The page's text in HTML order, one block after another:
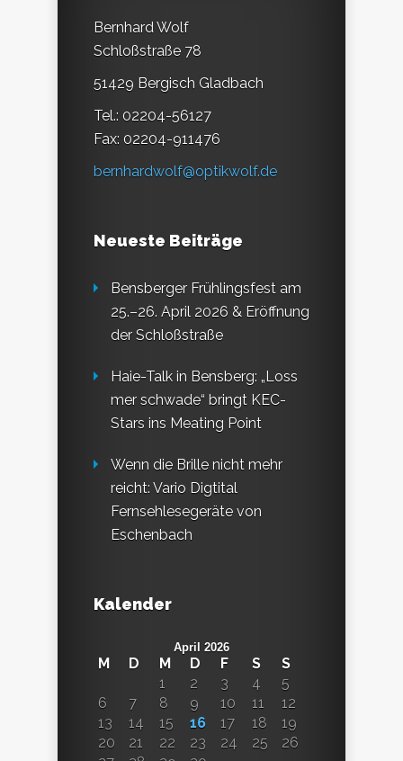
Bernhard Wolf
Schloßstraße 78
51429 Bergisch Gladbach
Tel.: 02204-56127
Fax: 02204-911476
bernhardwolf@optikwolf.de
Neueste Beiträge
Bensberger Frühlingsfest am
25.–26. April 2026 & Eröffnung
der Schloßstraße
Haie-Talk in Bensberg: „Loss
mer schwade“ bringt KEC-
Stars ins Meating Point
Wenn die Brille nicht mehr
reicht: Vario Digtital
Fernsehlesegeräte von
Eschenbach
Kalender
April 2026
M D M D F S
S
1
2 3 4
5
6
7 8 9 10 11
12
13
14 15 16 17 18
19
20
21 22 23 24 25
26